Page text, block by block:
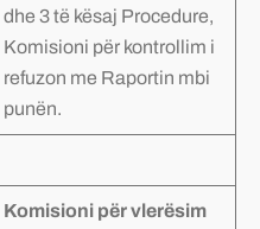
dhe 3 të kësaj Procedure,
Komisioni për kontrollim i
refuzon me Raportin mbi
punën.
Komisioni për vlerësim